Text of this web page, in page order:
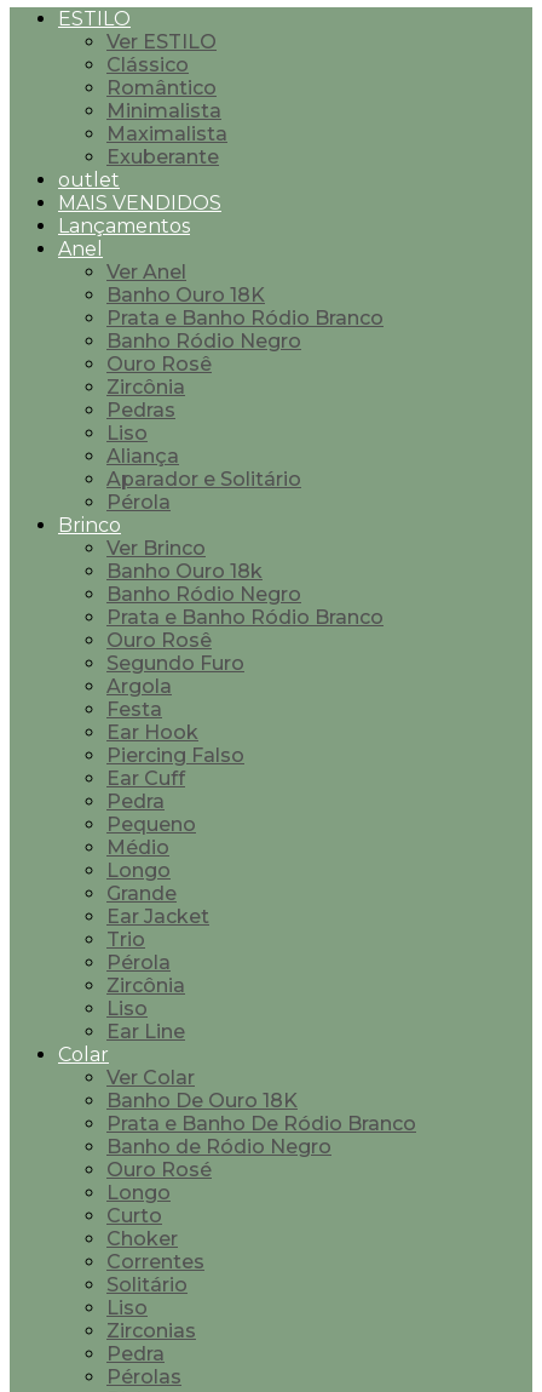
ESTILO
Ver ESTILO
Clássico
Romântico
Minimalista
Maximalista
Exuberante
outlet
MAIS VENDIDOS
Lançamentos
Anel
Ver Anel
Banho Ouro 18K
Prata e Banho Ródio Branco
Banho Ródio Negro
Ouro Rosê
Zircônia
Pedras
Liso
Aliança
Aparador e Solitário
Pérola
Brinco
Ver Brinco
Banho Ouro 18k
Banho Ródio Negro
Prata e Banho Ródio Branco
Ouro Rosê
Segundo Furo
Argola
Festa
Ear Hook
Piercing Falso
Ear Cuff
Pedra
Pequeno
Médio
Longo
Grande
Ear Jacket
Trio
Pérola
Zircônia
Liso
Ear Line
Colar
Ver Colar
Banho De Ouro 18K
Prata e Banho De Ródio Branco
Banho de Ródio Negro
Ouro Rosé
Longo
Curto
Choker
Correntes
Solitário
Liso
Zirconias
Pedra
Pérolas